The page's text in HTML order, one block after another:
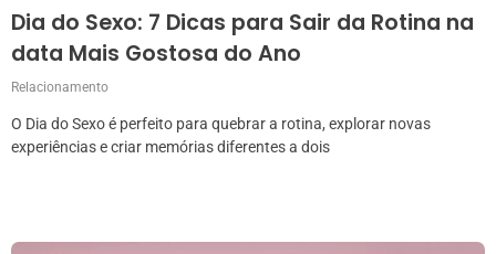
Dia do Sexo: 7 Dicas para Sair da Rotina na
data Mais Gostosa do Ano
Relacionamento
O Dia do Sexo é perfeito para quebrar a rotina, explorar novas
experiências e criar memórias diferentes a dois